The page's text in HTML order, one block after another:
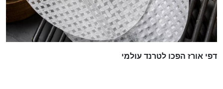
דפי אורז הפכו לטרנד עולמי